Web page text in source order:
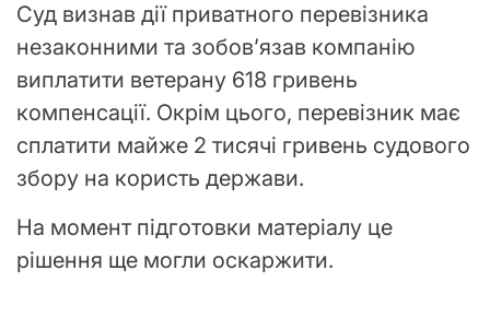
Суд визнав дії приватного перевізника
незаконними та зобов’язав компанію
виплатити ветерану 618 гривень
компенсації. Окрім цього, перевізник має
сплатити майже 2 тисячі гривень судового
збору на користь держави.
На момент підготовки матеріалу це
рішення ще могли оскаржити.